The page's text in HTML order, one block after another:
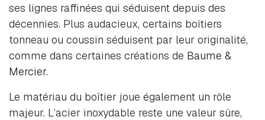
ses lignes raffinées qui séduisent depuis des
décennies. Plus audacieux, certains boîtiers
tonneau ou coussin séduisent par leur originalité,
comme dans certaines créations de Baume &
Mercier.
Le matériau du boîtier joue également un rôle
majeur. L’acier inoxydable reste une valeur sûre,